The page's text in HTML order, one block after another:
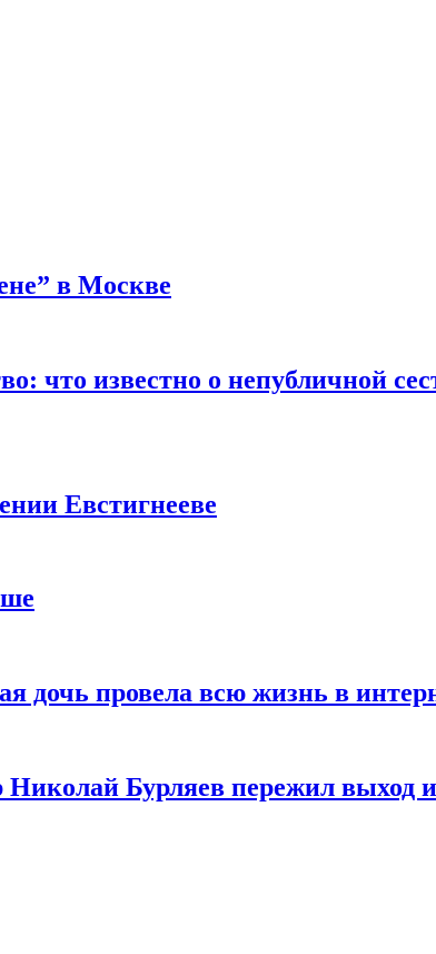
в Москве
что известно о непубличной
Евстигнееве
дочь провела всю жизнь в
Бурляев пережил выход